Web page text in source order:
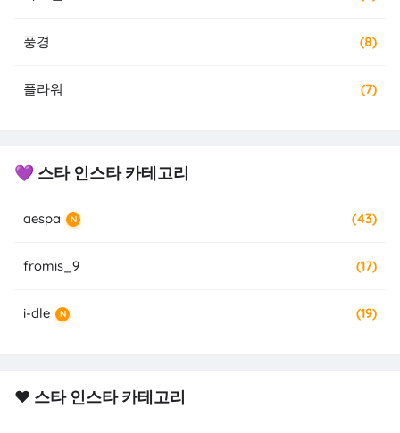
풍경 (8)
플라워 (7)
💜 스타 인스타 카테고리
aespa N (43)
fromis_9 (17)
i-dle N (19)
❤️ 스타 인스타 카테고리